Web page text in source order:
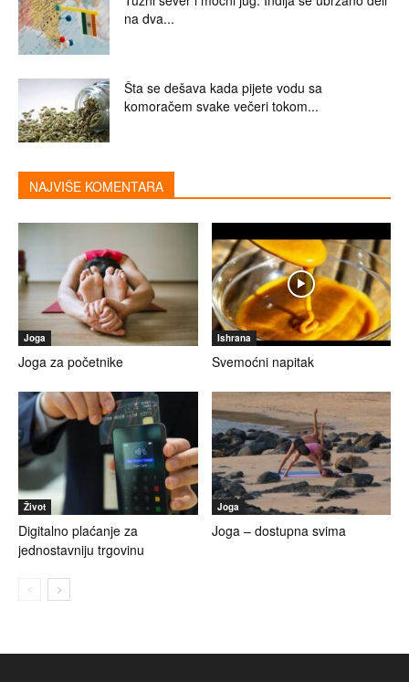
na dva...
Šta se dešava kada pijete vodu sa
komoračem svake večeri tokom...
NAJVIŠE KOMENTARA
Joga
Joga za početnike
Ishrana
Svemoćni napitak
Život
Digitalno plaćanje za
jednostavniju trgovinu
Joga
Joga – dostupna svima